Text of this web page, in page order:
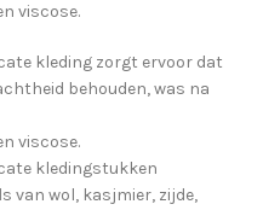
viscose.
kleding zorgt ervoor dat
behouden, was na
viscose.
kledingstukken
van wol, kasjmier, zijde,